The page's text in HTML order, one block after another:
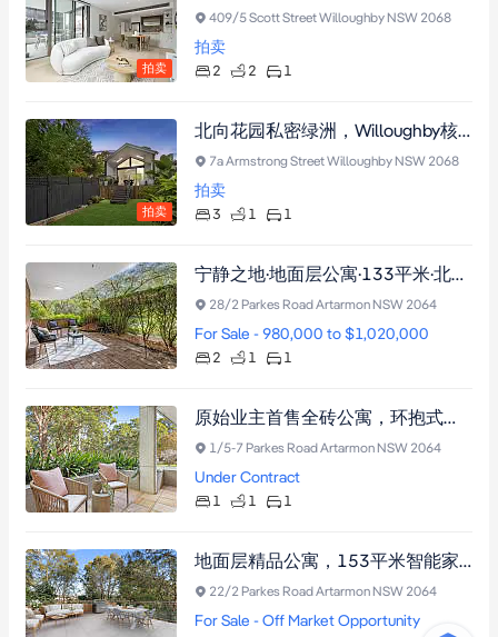
拍卖
409/5 Scott Street Willoughby NSW 2068
拍卖
2 2 1
拍卖
北向花园私密绿洲，Willoughby核心现代生活港湾，宁静之地近购物中心与名校
7a Armstrong Street Willoughby NSW 2068
拍卖
3 1 1
宁静之地·地面层公寓·133平米·北向庭院·惬意生活
28/2 Parkes Road Artarmon NSW 2064
For Sale - 980,000 to $1,020,000
2 1 1
原始业主首售全砖公寓，环抱式砂岩阳台云石燃气厨房，步行至Artarmon火车站购物中心，投资自住皆宜
1/5-7 Parkes Road Artarmon NSW 2064
Under Contract
1 1 1
地面层精品公寓，153平米智能家居绿意环绕，近Artarmon站与商圈，尽享奢华便捷生活。
22/2 Parkes Road Artarmon NSW 2064
For Sale - Off Market Opportunity